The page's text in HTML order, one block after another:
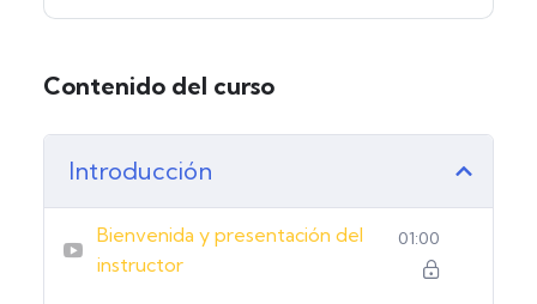
Contenido del curso
Introducción
Bienvenida y presentación del
instructor
01:00